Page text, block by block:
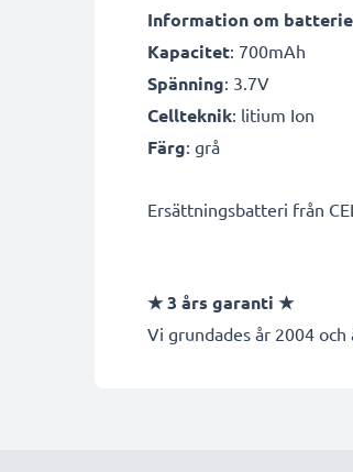
Information om
Kapacitet: 700mAh
Spänning: 3.7V
Cellteknik: litium Ion
Färg: grå
Ersättningsbatteri från
★3 års garanti ★
Vi grundades år 2004